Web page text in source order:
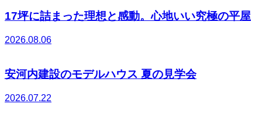
17坪に詰まった理想と感動。心地いい究極の平屋
2026.08.06
安河内建設のモデルハウス 夏の見学会
2026.07.22